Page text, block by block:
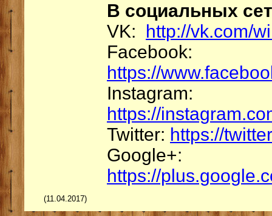
В социальных
VK: http://vk.com/
Facebook:
https://
Instagram:
https://
Twitter: https://
Google+:
https://
(11.04.2017)